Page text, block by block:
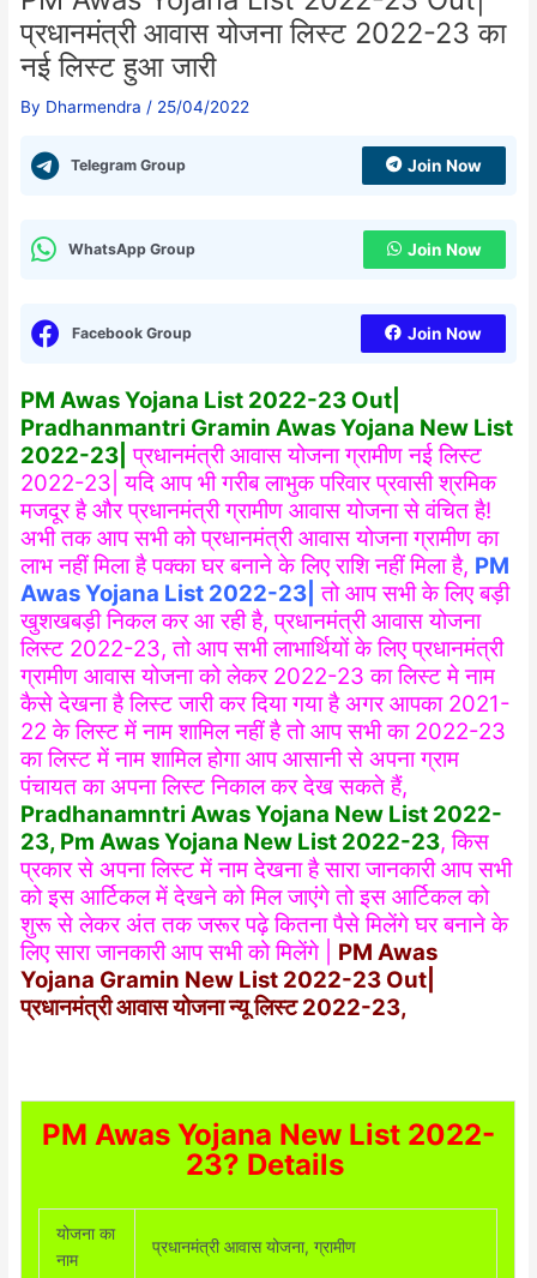
प्रधानमंत्री आवास योजना लिस्ट 2022-23 का
नई लिस्ट हुआ जारी
By Dharmendra / 25/04/2022
Telegram Group Join Now
WhatsApp Group Join Now
Facebook Group Join Now
PM Awas Yojana List 2022-23 Out|
Pradhanmantri Gramin Awas Yojana New List
2022-23| प्रधानमंत्री आवास योजना ग्रामीण नई लिस्ट
2022-23| यदि आप भी गरीब लाभुक परिवार प्रवासी श्रमिक
मजदूर है और प्रधानमंत्री ग्रामीण आवास योजना से वंचित है!
अभी तक आप सभी को प्रधानमंत्री आवास योजना ग्रामीण का
लाभ नहीं मिला है पक्का घर बनाने के लिए राशि नहीं मिला है, PM
Awas Yojana List 2022-23| तो आप सभी के लिए बड़ी
खुशखबड़ी निकल कर आ रही है, प्रधानमंत्री आवास योजना
लिस्ट 2022-23, तो आप सभी लाभार्थियों के लिए प्रधानमंत्री
ग्रामीण आवास योजना को लेकर 2022-23 का लिस्ट मे नाम
कैसे देखना है लिस्ट जारी कर दिया गया है अगर आपका 2021-
22 के लिस्ट में नाम शामिल नहीं है तो आप सभी का 2022-23
का लिस्ट में नाम शामिल होगा आप आसानी से अपना ग्राम
पंचायत का अपना लिस्ट निकाल कर देख सकते हैं,
Pradhanamntri Awas Yojana New List 2022-
23, Pm Awas Yojana New List 2022-23, किस
प्रकार से अपना लिस्ट में नाम देखना है सारा जानकारी आप सभी
को इस आर्टिकल में देखने को मिल जाएंगे तो इस आर्टिकल को
शुरू से लेकर अंत तक जरूर पढ़े कितना पैसे मिलेंगे घर बनाने के
लिए सारा जानकारी आप सभी को मिलेंगे | PM Awas
Yojana Gramin New List 2022-23 Out|
प्रधानमंत्री आवास योजना न्यू लिस्ट 2022-23,
PM Awas Yojana New List 2022-
23? Details
योजना का
नाम
प्रधानमंत्री आवास योजना, ग्रामीण